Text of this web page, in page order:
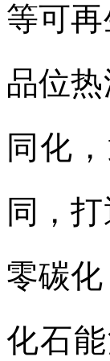
等可
品位
同化
同，
零碳
化石